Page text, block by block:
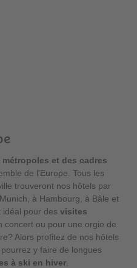
métropoles et des cadres
de l'Europe. Tous les
trouveront nos hôtels par
à Hambourg, à Bâle et
idéal pour des visites
concert ou pour une orgie de
Alors profitez de nos hôtels
y faire de longues
à ski en hiver